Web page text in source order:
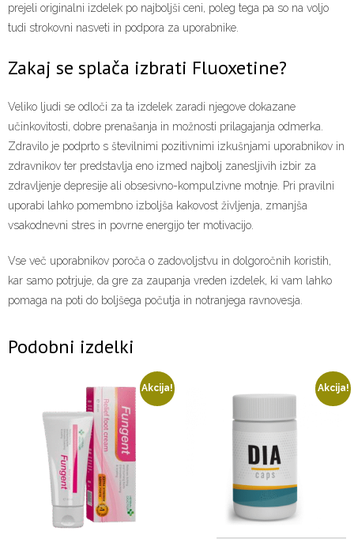
prejeli originalni izdelek po najboljši ceni, poleg tega pa so na voljo
tudi strokovni nasveti in podpora za uporabnike.
Zakaj se splača izbrati Fluoxetine?
Veliko ljudi se odloči za ta izdelek zaradi njegove dokazane
učinkovitosti, dobre prenašanja in možnosti prilagajanja odmerka.
Zdravilo je podprto s številnimi pozitivnimi izkušnjami uporabnikov in
zdravnikov ter predstavlja eno izmed najbolj zanesljivih izbir za
zdravljenje depresije ali obsesivno-kompulzivne motnje. Pri pravilni
uporabi lahko pomembno izboljša kakovost življenja, zmanjša
vsakodnevni stres in povrne energijo ter motivacijo.
Vse več uporabnikov poroča o zadovoljstvu in dolgoročnih koristih,
kar samo potrjuje, da gre za zaupanja vreden izdelek, ki vam lahko
pomaga na poti do boljšega počutja in notranjega ravnovesja.
Podobni izdelki
Akcija! Akcija!